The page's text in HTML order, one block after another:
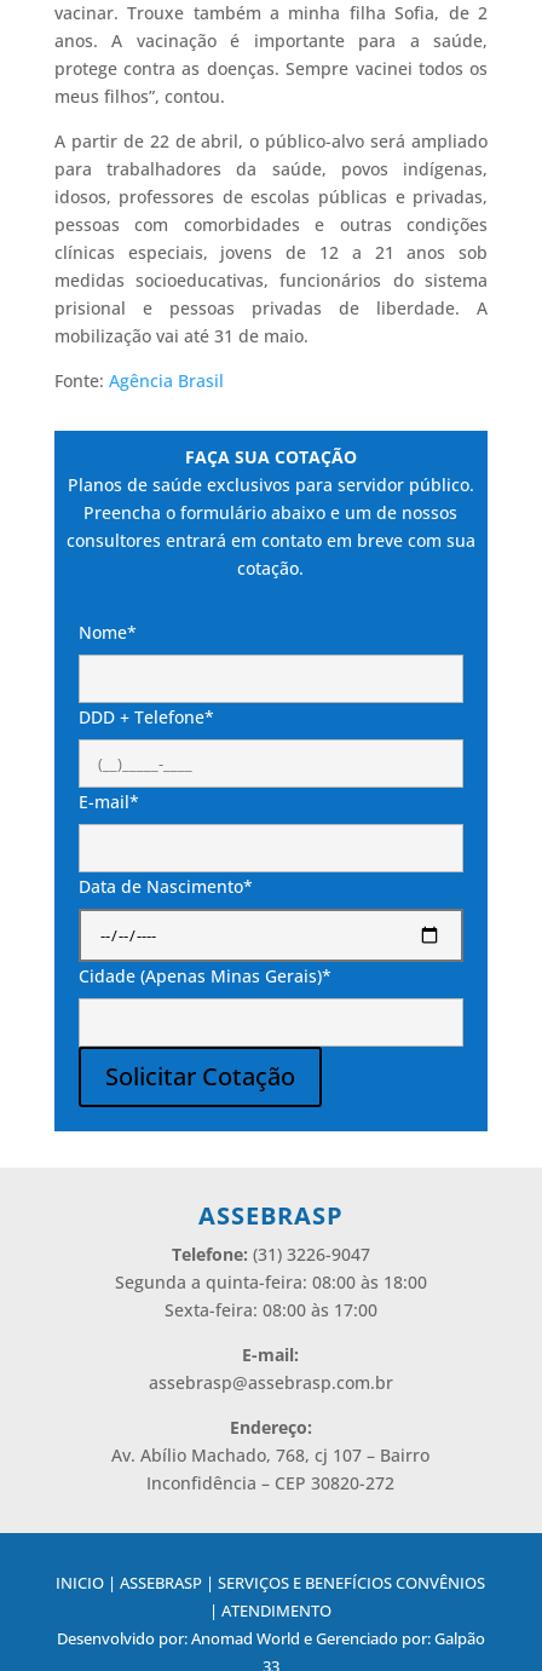
vacinar. Trouxe também a minha filha Sofia, de 2
anos. A vacinação é importante para a saúde,
protege contra as doenças. Sempre vacinei todos os
meus filhos”, contou.
A partir de 22 de abril, o público-alvo será ampliado
para trabalhadores da saúde, povos indígenas,
idosos, professores de escolas públicas e privadas,
pessoas com comorbidades e outras condições
clínicas especiais, jovens de 12 a 21 anos sob
medidas socioeducativas, funcionários do sistema
prisional e pessoas privadas de liberdade. A
mobilização vai até 31 de maio.
Fonte: Agência Brasil
FAÇA SUA COTAÇÃO
Planos de saúde exclusivos para servidor público.
Preencha o formulário abaixo e um de nossos
consultores entrará em contato em breve com sua
cotação.
Nome*
DDD + Telefone*
E-mail*
Data de Nascimento*
Cidade (Apenas Minas Gerais)*
Solicitar Cotação
ASSEBRASP
Telefone: (31) 3226-9047
Segunda a quinta-feira: 08:00 às 18:00
Sexta-feira: 08:00 às 17:00
E-mail:
assebrasp@assebrasp.com.br
Endereço:
Av. Abílio Machado, 768, cj 107 – Bairro
Inconfidência – CEP 30820-272
INICIO | ASSEBRASP | SERVIÇOS E BENEFÍCIOS CONVÊNIOS
| ATENDIMENTO
Desenvolvido por: Anomad World e Gerenciado por: Galpão
33